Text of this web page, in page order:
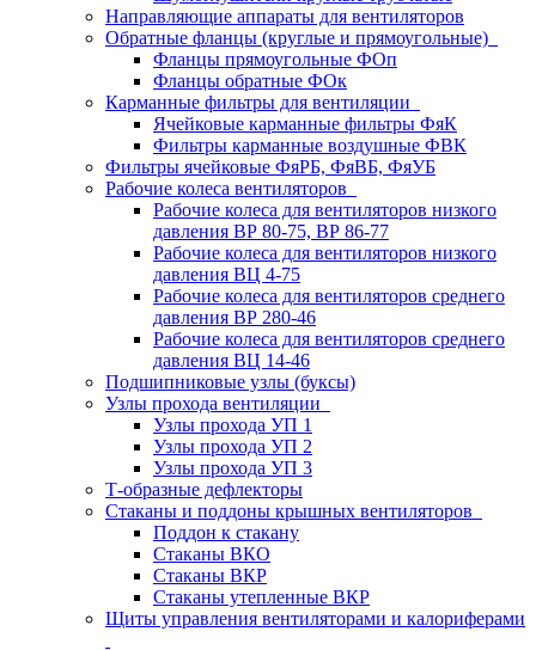
Направляющие аппараты для вентиляторов
Обратные фланцы (круглые и прямоугольные)
Фланцы прямоугольные ФОп
Фланцы обратные ФОк
Карманные фильтры для вентиляции
Ячейковые карманные фильтры ФяК
Фильтры карманные воздушные ФВК
Фильтры ячейковые ФяРБ, ФяВБ, ФяУБ
Рабочие колеса вентиляторов
Рабочие колеса для вентиляторов низкого
давления ВР 80-75, ВР 86-77
Рабочие колеса для вентиляторов низкого
давления ВЦ 4-75
Рабочие колеса для вентиляторов среднего
давления ВР 280-46
Рабочие колеса для вентиляторов среднего
давления ВЦ 14-46
Подшипниковые узлы (буксы)
Узлы прохода вентиляции
Узлы прохода УП 1
Узлы прохода УП 2
Узлы прохода УП 3
Т-образные дефлекторы
Стаканы и поддоны крышных вентиляторов
Поддон к стакану
Стаканы ВКО
Стаканы ВКР
Стаканы утепленные ВКР
Щиты управления вентиляторами и калориферами